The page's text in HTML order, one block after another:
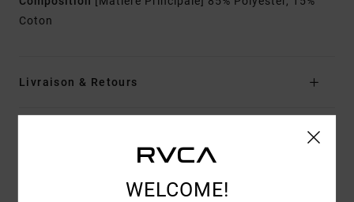
Coton
Livraison & Retours
WELCOME!